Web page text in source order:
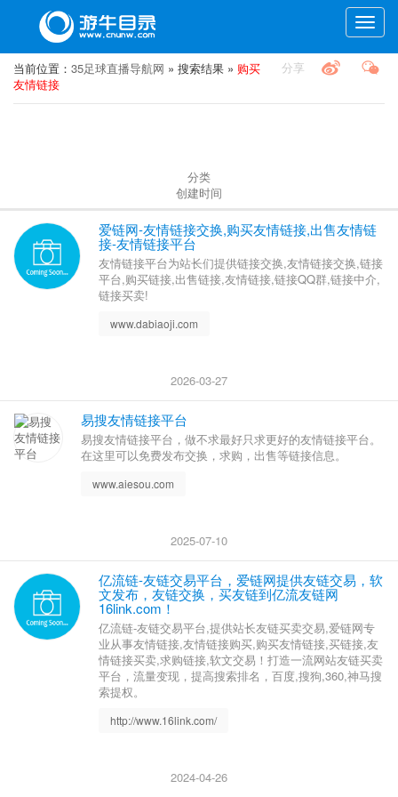
Toggle
分享
当前位置： 35足球直播导航网 » 搜索结果 » 购买
友情链接
分类
创建时间
爱链网-友情链接交换,购买友情链接,出售友情链
接-友情链接平台
友情链接平台为站长们提供链接交换,友情链接交换,链接
平台,购买链接,出售链接,友情链接,链接QQ群,链接中介,
链接买卖!
www.dabiaoji.com
2026-03-27
易搜友情链接平台
易搜友情链接平台，做不求最好只求更好的友情链接平台。
在这里可以免费发布交换，求购，出售等链接信息。
www.aiesou.com
2025-07-10
亿流链-友链交易平台，爱链网提供友链交易，软
文发布，友链交换，买友链到亿流友链网
16link.com！
亿流链-友链交易平台,提供站长友链买卖交易,爱链网专
业从事友情链接,友情链接购买,购买友情链接,买链接,友
情链接买卖,求购链接,软文交易！打造一流网站友链买卖
平台，流量变现，提高搜索排名，百度,搜狗,360,神马搜
索提权。
http://www.16link.com/
2024-04-26